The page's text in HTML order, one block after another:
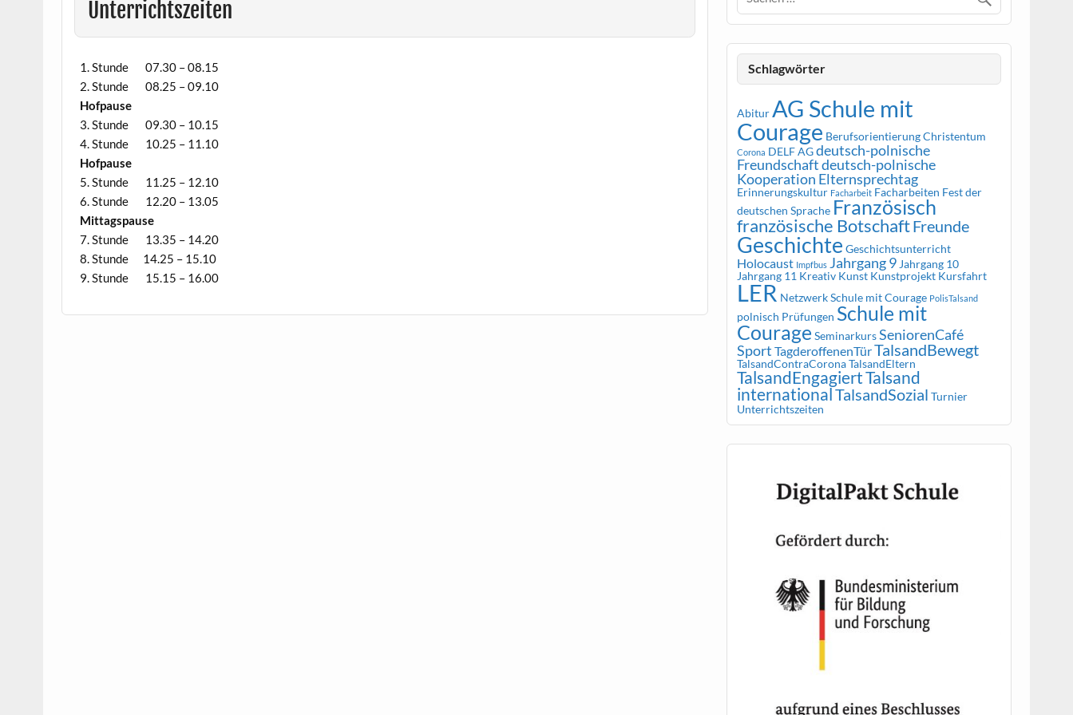
Unterrichtszeiten
1. Stunde 07.30 – 08.15
2. Stunde 08.25 – 09.10
Hofpause
3. Stunde 09.30 – 10.15
4. Stunde 10.25 – 11.10
Hofpause
5. Stunde 11.25 – 12.10
6. Stunde 12.20 – 13.05
Mittagspause
7. Stunde 13.35 – 14.20
8. Stunde 14.25 – 15.10
9. Stunde 15.15 – 16.00
Schlagwörter
AbiturAG Schule mit
Courage BerufsorientierungChristentum
Corona DELF AGdeutsch-polnische
Freundschaftdeutsch-polnische
Kooperation Elternsprechtag
Erinnerungskultur Facharbeit Facharbeiten Fest der
deutschen Sprache Französisch
französische BotschaftFreunde
Geschichte Geschichtsunterricht
Holocaust Impfbus Jahrgang 9 Jahrgang 10
Jahrgang 11 Kreativ Kunst Kunstprojekt Kursfahrt
LER Netzwerk Schule mit Courage PolisTalsand
polnisch Prüfungen Schule mit
Courage SeminarkursSeniorenCafé
Sport TagderoffenenTürTalsandBewegt
TalsandContraCoronaTalsandEltern
TalsandEngagiertTalsand
internationalTalsandSozial Turnier
Unterrichtszeiten